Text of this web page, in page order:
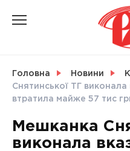
СВІТ
Головна Новини
Снятинської ТГ виконала
втратила майже 57 тис
Мешканка
виконала